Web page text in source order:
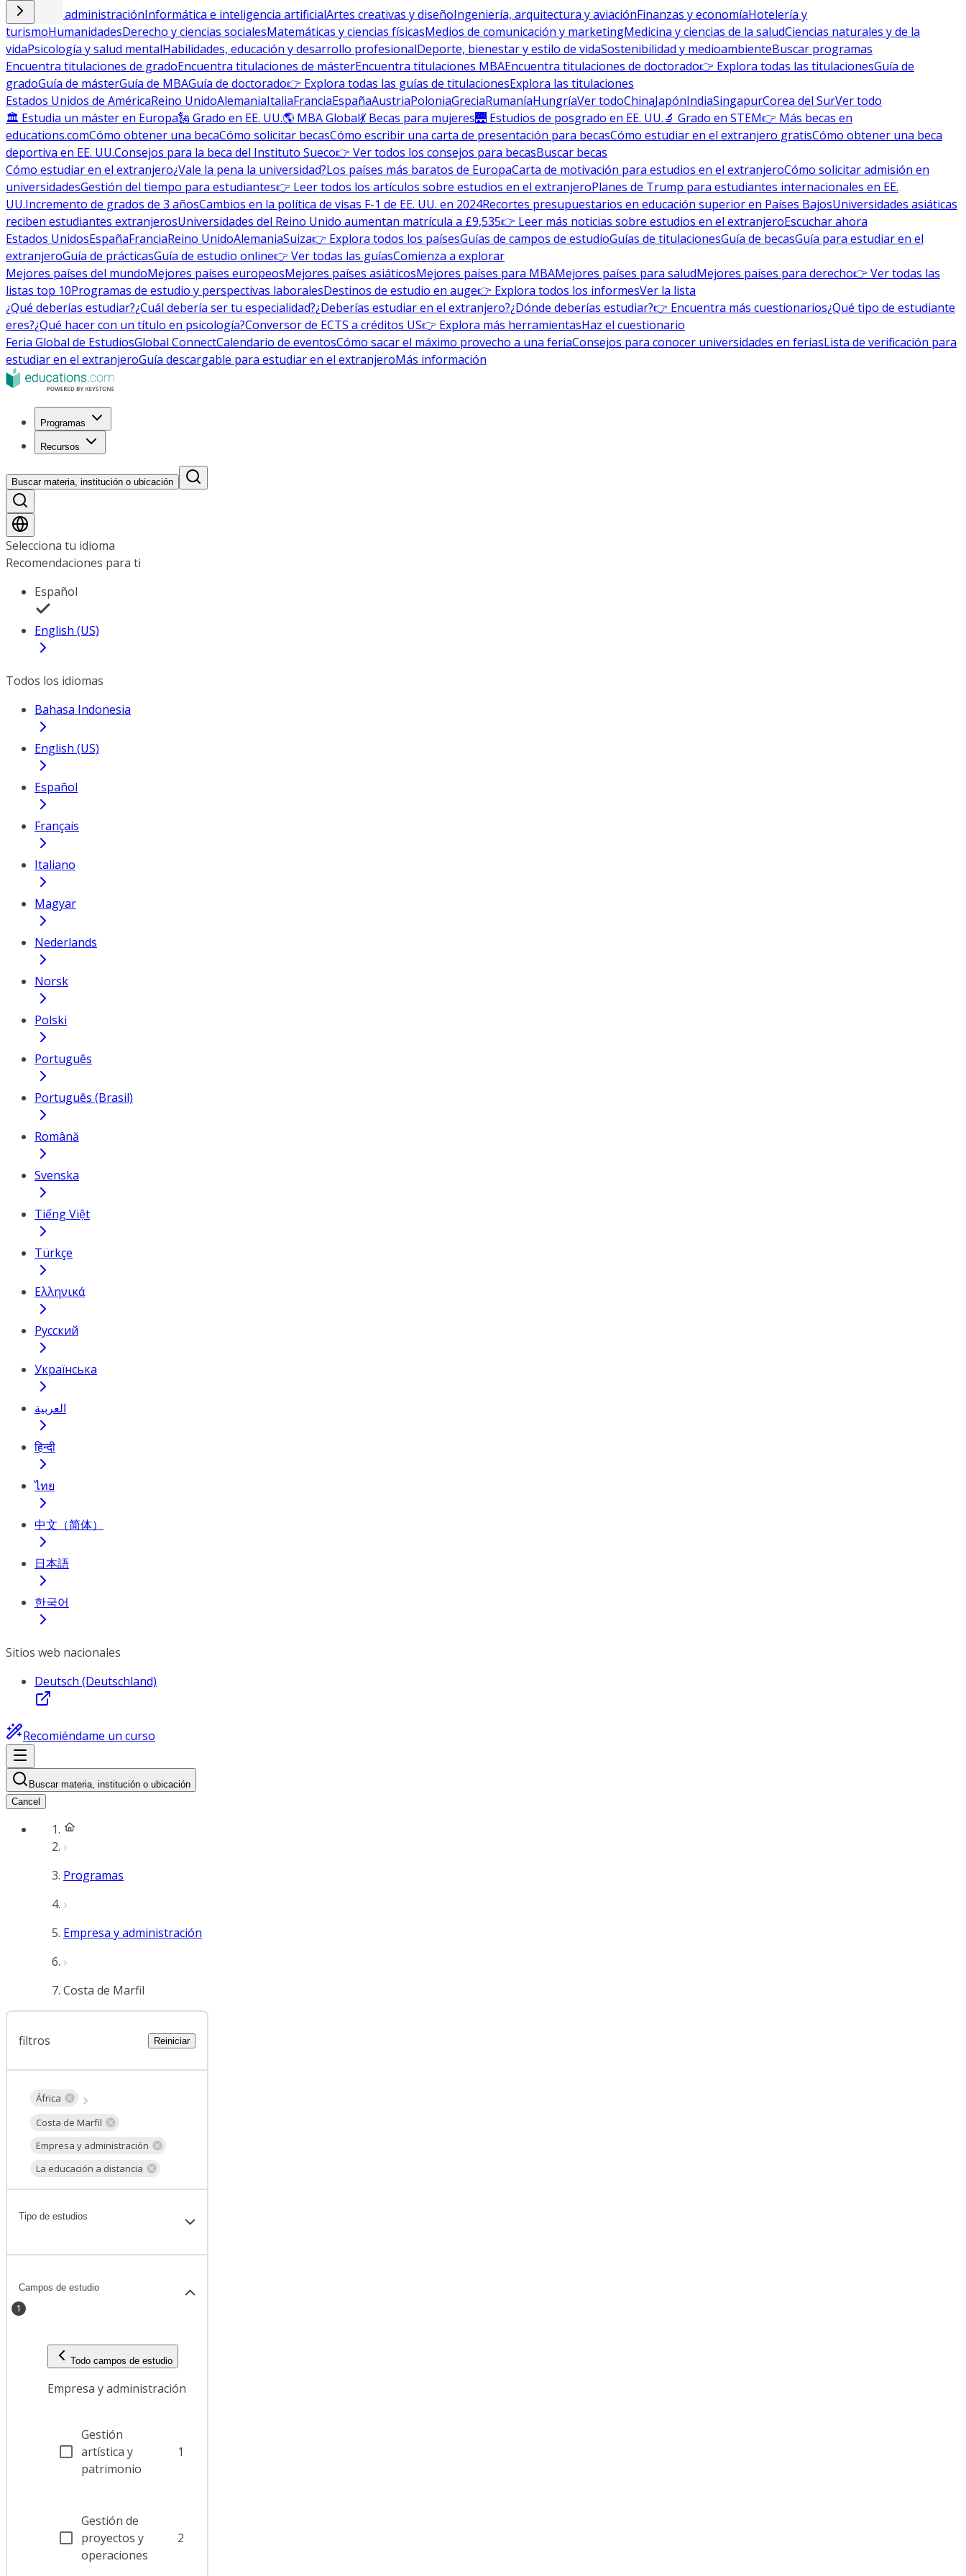
Empresa y administraciónInformática e inteligencia artificialArtes creativas y diseñoIngeniería, arquitectura y aviaciónFinanzas y economíaHotelería y
turismoHumanidadesDerecho y ciencias socialesMatemáticas y ciencias físicasMedios de comunicación y marketingMedicina y ciencias de la saludCiencias naturales y de la
vidaPsicología y salud mentalHabilidades, educación y desarrollo profesionalDeporte, bienestar y estilo de vidaSostenibilidad y medioambienteBuscar programas
Encuentra titulaciones de gradoEncuentra titulaciones de másterEncuentra titulaciones MBAEncuentra titulaciones de doctorado👉 Explora todas las titulacionesGuía de
gradoGuía de másterGuía de MBAGuía de doctorado👉 Explora todas las guías de titulacionesExplora las titulaciones
Estados Unidos de AméricaReino UnidoAlemaniaItaliaFranciaEspañaAustriaPoloniaGreciaRumaníaHungríaVer todoChinaJapónIndiaSingapurCorea del SurVer todo
🏛 Estudia un máster en Europa🗽 Grado en EE. UU.🌎 MBA Global💃 Becas para mujeres🌉 Estudios de posgrado en EE. UU.🔬 Grado en STEM👉 Más becas en
educations.comCómo obtener una becaCómo solicitar becasCómo escribir una carta de presentación para becasCómo estudiar en el extranjero gratisCómo obtener una beca
deportiva en EE. UU.Consejos para la beca del Instituto Sueco👉 Ver todos los consejos para becasBuscar becas
Cómo estudiar en el extranjero¿Vale la pena la universidad?Los países más baratos de EuropaCarta de motivación para estudios en el extranjeroCómo solicitar admisión en
universidadesGestión del tiempo para estudiantes👉 Leer todos los artículos sobre estudios en el extranjeroPlanes de Trump para estudiantes internacionales en EE.
UU.Incremento de grados de 3 añosCambios en la política de visas F-1 de EE. UU. en 2024Recortes presupuestarios en educación superior en Países BajosUniversidades asiáticas
reciben estudiantes extranjerosUniversidades del Reino Unido aumentan matrícula a £9,535👉 Leer más noticias sobre estudios en el extranjeroEscuchar ahora
Estados UnidosEspañaFranciaReino UnidoAlemaniaSuiza👉 Explora todos los paísesGuías de campos de estudioGuías de titulacionesGuía de becasGuía para estudiar en el
extranjeroGuía de prácticasGuía de estudio online👉 Ver todas las guíasComienza a explorar
Mejores países del mundoMejores países europeosMejores países asiáticosMejores países para MBAMejores países para saludMejores países para derecho👉 Ver todas las
listas top 10Programas de estudio y perspectivas laboralesDestinos de estudio en auge👉 Explora todos los informesVer la lista
¿Qué deberías estudiar?¿Cuál debería ser tu especialidad?¿Deberías estudiar en el extranjero?¿Dónde deberías estudiar?👉 Encuentra más cuestionarios¿Qué tipo de estudiante
eres?¿Qué hacer con un título en psicología?Conversor de ECTS a créditos US👉 Explora más herramientasHaz el cuestionario
Feria Global de EstudiosGlobal ConnectCalendario de eventosCómo sacar el máximo provecho a una feriaConsejos para conocer universidades en feriasLista de verificación para
estudiar en el extranjeroGuía descargable para estudiar en el extranjeroMás información
Programas
Recursos
Buscar materia, institución o ubicación
Selecciona tu idioma
Recomendaciones para ti
Español
English (US)
Todos los idiomas
Bahasa Indonesia
English (US)
Español
Français
Italiano
Magyar
Nederlands
Norsk
Polski
Português
Português (Brasil)
Română
Svenska
Tiếng Việt
Türkçe
Ελληνικά
Русский
Українська
العربية
हिन्दी
ไทย
中文（简体）
日本語
한국어
Sitios web nacionales
Deutsch (Deutschland)
Recomiéndame un curso
Buscar materia, institución o ubicación
Cancel
Programas
Empresa y administración
Costa de Marfil
filtros Reiniciar
África
Costa de Marfil
Empresa y administración
La educación a distancia
Tipo de estudios
Campos de estudio
1
Todo campos de estudio
Empresa y administración
Gestión
artística y
patrimonio
1
Gestión de
proyectos y
operaciones
2